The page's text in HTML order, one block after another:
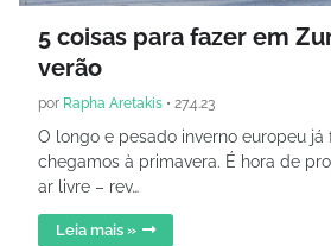
5 coisas para fazer em
verão
por Rapha Aretakis • 27.4.23
O longo e pesado inverno europeu já
chegamos à primavera. É hora de
ar livre – rev…
Leia mais »